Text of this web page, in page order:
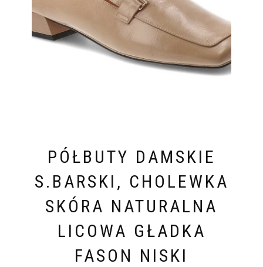
PÓŁBUTY DAMSKIE
S.BARSKI, CHOLEWKA
SKÓRA NATURALNA
LICOWA GŁADKA
FASON NISKI